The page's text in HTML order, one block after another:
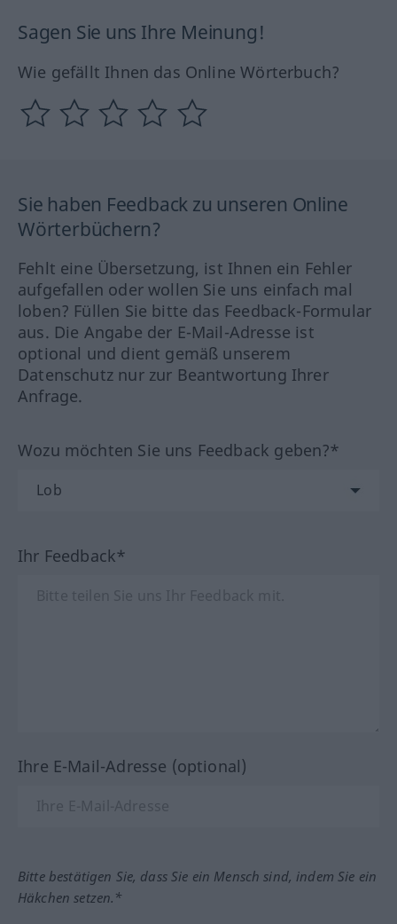
Sagen Sie uns Ihre Meinung!
Wie gefällt Ihnen das Online Wörterbuch?
Sie haben Feedback zu unseren Online
Wörterbüchern?
Fehlt eine Übersetzung, ist Ihnen ein Fehler
aufgefallen oder wollen Sie uns einfach mal
loben? Füllen Sie bitte das Feedback-Formular
aus. Die Angabe der E-Mail-Adresse ist
optional und dient gemäß unserem
Datenschutz nur zur Beantwortung Ihrer
Anfrage.
Wozu möchten Sie uns Feedback geben?*
Ihr Feedback*
Ihre E-Mail-Adresse (optional)
Bitte bestätigen Sie, dass Sie ein Mensch sind, indem Sie ein
Häkchen setzen.*